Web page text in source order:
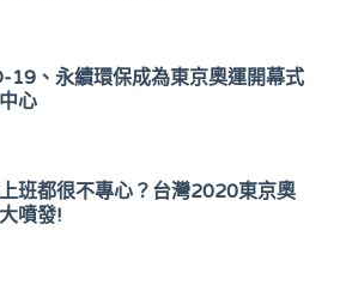
19、永續環保成為東京奧運開幕式
心
班都很不專心？台灣2020東京奧
噴發!